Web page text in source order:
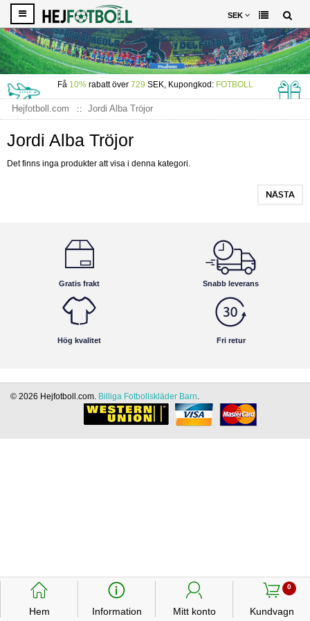
SEK
Få 10%rabatt över 729 SEK, Kupongkod: FOTBOLL
Hejfotboll.com Jordi Alba Tröjor
Jordi Alba Tröjor
Det finns inga produkter att visa i denna kategori.
NÄSTA
Gratis frakt Snabb leverans
Hög kvalitet Fri retur
󰃱
Hem
󰈢
Information
󰃳
Mitt konto
0
󰃦
Kundvagn
© 2026 Hejfotboll.com. Billiga Fotbollskläder Barn.